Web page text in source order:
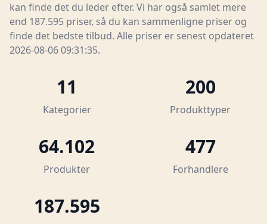
kan finde det du leder efter. Vi har også samlet mere
end 187.595 priser, så du kan sammenligne priser og
finde det bedste tilbud. Alle priser er senest opdateret
2026-08-06 09:31:35.
11
Kategorier
200
Produkttyper
64.102
Produkter
477
Forhandlere
187.595